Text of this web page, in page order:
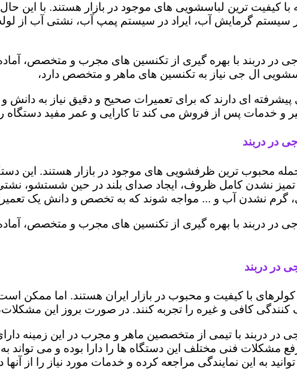
کیفیت ترین لباسشویی های موجود در بازار هستند. با این
سیستم گرمایش آب، ایراد در سیستم پمپ آب، نشتی آب از
در دربند با بهره گیری از تکنسین های مجرب و متخصص،
ال جی نیاز به تکنسین های ماهر و متخصص دارد،
پیشرفته ای دارند که برای تعمیرات صحیح و دقیق نیاز به دانش
و خدمات پس از فروش می کند تا کارایی و عمر مفید دستگاه
در دربند
محبوب ترین ظرفشویی های موجود در بازار هستند. این
نشدن کامل ظروف، ایجاد صدای بلند در حین شستشو،
گرم نشدن آب و ... مواجه شوند که به تخصص و دانش یک
در دربند با بهره گیری از تکنسین های مجرب و متخصص،
در دربند
با کیفیت و محبوب در بازار ایران هستند. اما ممکن
کافی و غیره را تجربه کنند. در صورت بروز این مشکلات،
در دربند با تیمی از متخصصین ماهر و مجرب در این زمینه
مشکلات فنی مختلف این دستگاه ها را دارا بوده و می
به این نمایندگی مراجعه کرده و خدمات مورد نیاز را از آنها